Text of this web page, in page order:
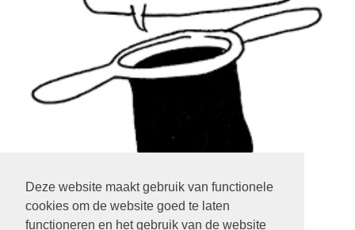
Deze website maakt gebruik van functionele
cookies om de website goed te laten
functioneren en het gebruik van de website
klik op het plaatje